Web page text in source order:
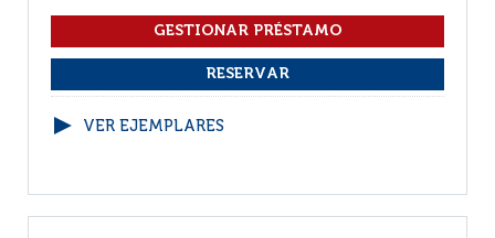
VER EJEMPLARES